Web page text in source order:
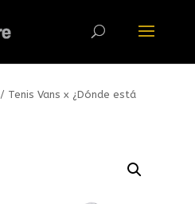
/ Tenis Vans x ¿Dónde está